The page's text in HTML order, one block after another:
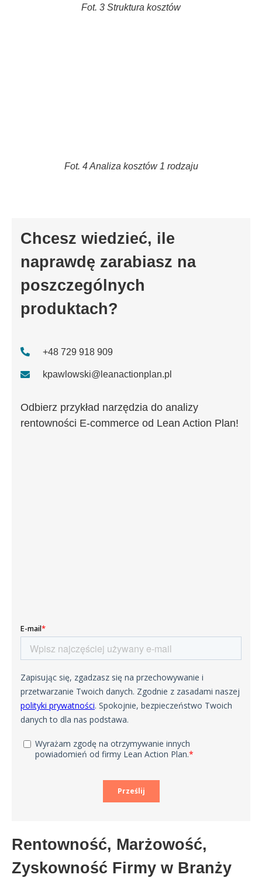
Fot. 3 Struktura kosztów
Fot. 4 Analiza kosztów 1 rodzaju
Chcesz wiedzieć, ile
naprawdę zarabiasz na
poszczególnych
produktach?
+48 729 918 909
kpawlowski@leanactionplan.pl
Odbierz przykład narzędzia do analizy
rentowności E-commerce od Lean Action Plan!
Rentowność, Marżowość,
Zyskowność Firmy w Branży